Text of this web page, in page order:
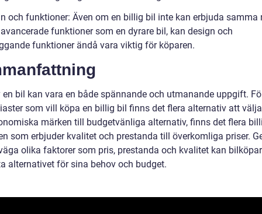
och funktioner: Även om en billig bil inte kan erbjuda samma
funktioner som en dyrare bil, kan design och
funktioner ändå vara viktig för köparen.
en bil kan vara en både spännande och utmanande uppgift.
som vill köpa en billig bil finns det flera alternativ att
märken till budgetvänliga alternativ, finns det flera
som erbjuder kvalitet och prestanda till överkomliga priser.
olika faktorer som pris, prestanda och kvalitet kan
alternativet för sina behov och budget.